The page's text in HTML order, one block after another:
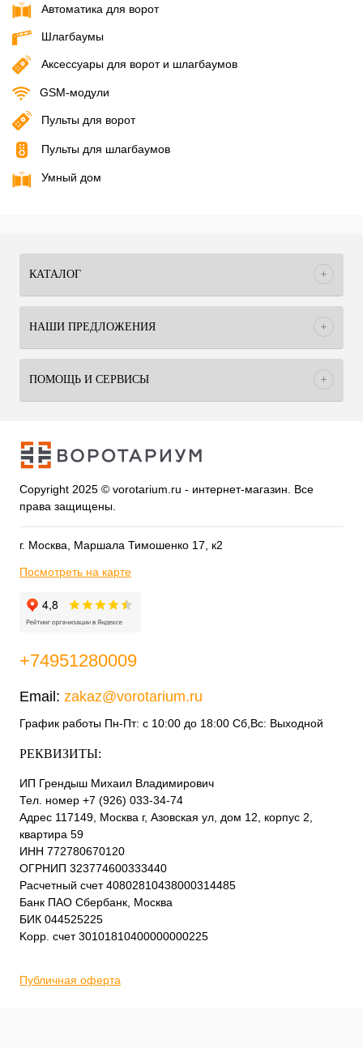
Автоматика для ворот
Шлагбаумы
Аксессуары для ворот и шлагбаумов
GSM-модули
Пульты для ворот
Пульты для шлагбаумов
Умный дом
КАТАЛОГ
НАШИ ПРЕДЛОЖЕНИЯ
ПОМОЩЬ И СЕРВИСЫ
Copyright 2025 © vorotarium.ru - интернет-магазин. Все
права защищены.
г. Москва, Маршала Тимошенко 17, к2
Посмотреть на карте
+74951280009
Email: zakaz@vorotarium.ru
График работы Пн-Пт: с 10:00 до 18:00 Сб,Вс: Выходной
РЕКВИЗИТЫ:
ИП Грендыш Михаил Владимирович
Тел. номер +7 (926) 033-34-74
Адрес 117149, Москва г, Азовская ул, дом 12, корпус 2,
квартира 59
ИНН 772780670120
ОГРНИП 323774600333440
Расчетный счет 40802810438000314485
Банк ПАО Сбербанк, Москва
БИК 044525225
Kорр. счет 30101810400000000225
Публичная оферта